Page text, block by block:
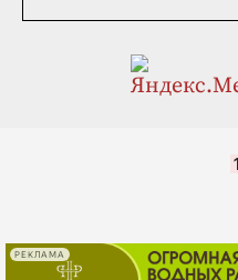
РЕКЛАМА